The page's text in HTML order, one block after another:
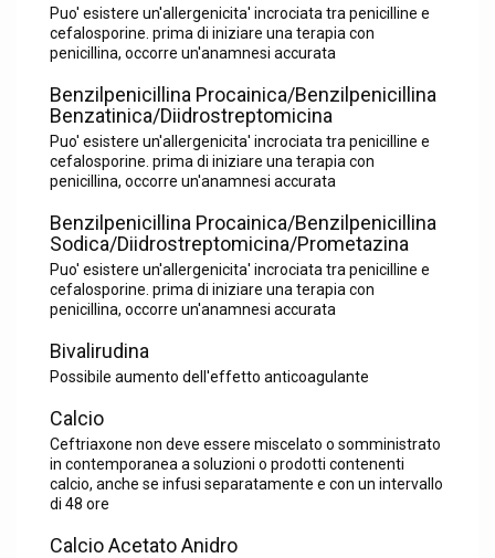
Puo' esistere un'allergenicita' incrociata tra penicilline e
cefalosporine. prima di iniziare una terapia con
penicillina, occorre un'anamnesi accurata
Benzilpenicillina Procainica/Benzilpenicillina
Benzatinica/Diidrostreptomicina
Puo' esistere un'allergenicita' incrociata tra penicilline e
cefalosporine. prima di iniziare una terapia con
penicillina, occorre un'anamnesi accurata
Benzilpenicillina Procainica/Benzilpenicillina
Sodica/Diidrostreptomicina/Prometazina
Puo' esistere un'allergenicita' incrociata tra penicilline e
cefalosporine. prima di iniziare una terapia con
penicillina, occorre un'anamnesi accurata
Bivalirudina
Possibile aumento dell'effetto anticoagulante
Calcio
Ceftriaxone non deve essere miscelato o somministrato
in contemporanea a soluzioni o prodotti contenenti
calcio, anche se infusi separatamente e con un intervallo
di 48 ore
Calcio Acetato Anidro